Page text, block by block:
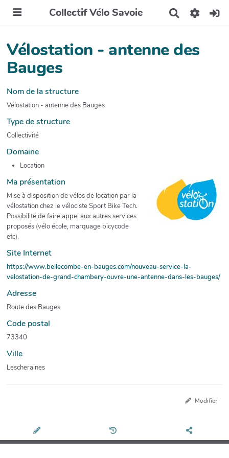
Collectif Vélo Savoie
h
e
Vélostation - antenne des
Bauges
Nom de la structure
Vélostation - antenne des Bauges
Type de structure
Collectivité
Domaine
Location
Ma présentation
Mise à disposition de vélos de location par la
vélostation chez le vélociste Sport Bike Tech.
Possibilité de faire appel aux autres services
proposés (vélo école, marquage bicycode
etc).
Site Internet
https://www.bellecombe-en-bauges.com/nouveau-service-la-
velostation-de-grand-chambery-ouvre-une-antenne-dans-les-bauges/
Adresse
Route des Bauges
Code postal
73340
Ville
Lescheraines
Modifier